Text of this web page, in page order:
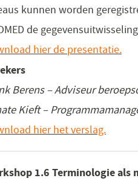
kunnen worden
de
hier de presentatie.
Berens – Adviseur
Kieft –
hier het verslag.
1.6 Terminologie als